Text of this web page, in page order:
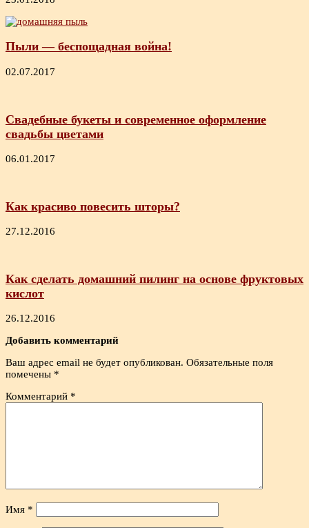
Пыли — беспощадная война!
02.07.2017
Свадебные букеты и современное оформление
свадьбы цветами
06.01.2017
Как красиво повесить шторы?
27.12.2016
Как сделать домашний пилинг на основе фруктовых
кислот
26.12.2016
Добавить комментарий
Ваш адрес email не будет опубликован. Обязательные поля
помечены *
Комментарий *
Имя *